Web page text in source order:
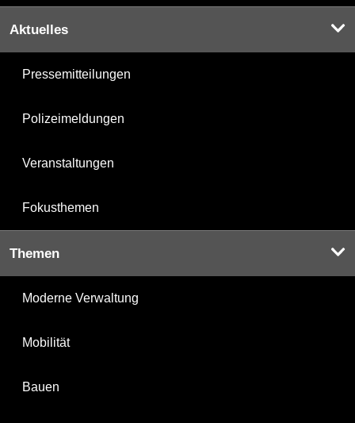
Aktuelles
Pressemitteilungen
Polizeimeldungen
Veranstaltungen
Fokusthemen
Themen
Moderne Verwaltung
Mobilität
Bauen